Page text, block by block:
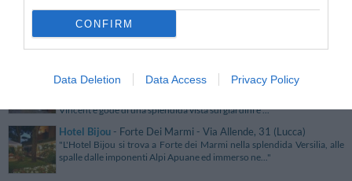
CONFIRM
Data Deletion Data Access Privacy Policy
- Gallipoli - Via Ravenna (Lecce)
"L'Hotel Bianco si trova a Gallipoli nel cuore del Borgo Nuovo della
“Città Bella”, a pochi passi dai caratteristici vico..."
- Saint Vincent - piazza Cavalieri di Vittorio Veneto
(Aosta)
Vincent e gode di una splendida vista sui giardini e ..."
Hotel Bijou - Forte Dei Marmi - Via Allende, 31 (Lucca)
"L'Hotel Bijou si trova a Forte dei Marmi nella splendida Versilia, alle
spalle dalle imponenti Alpi Apuane ed immerso ne..."